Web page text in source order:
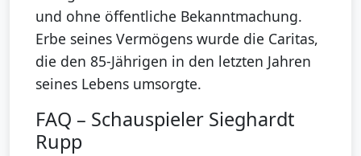
und ohne öffentliche Bekanntmachung.
Erbe seines Vermögens wurde die Caritas,
die den 85-Jährigen in den letzten Jahren
seines Lebens umsorgte.
FAQ – Schauspieler Sieghardt
Rupp